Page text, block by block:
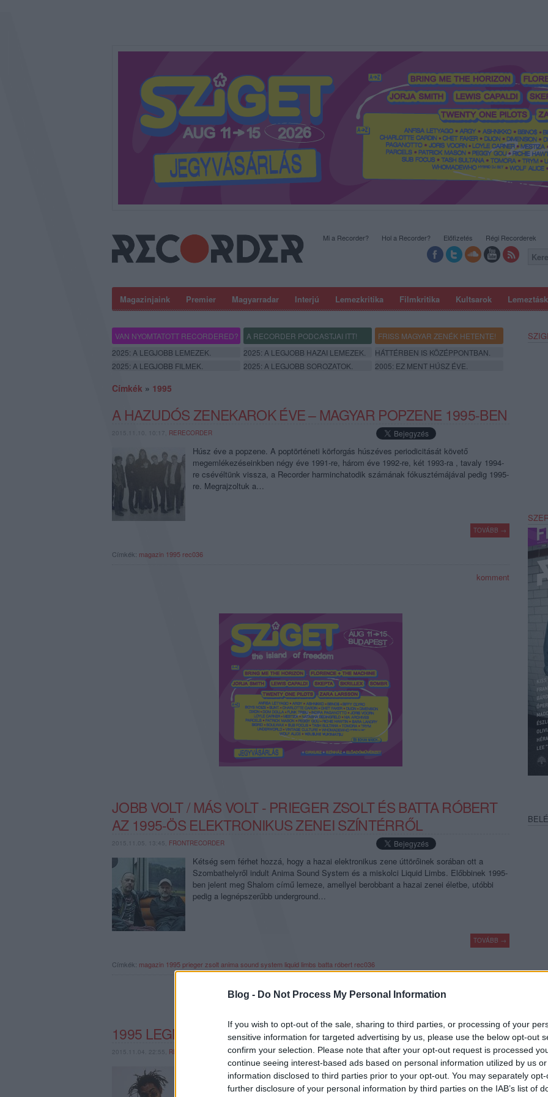
Blog - Do Not Process My Personal Information
If you wish to opt-out of the sale, sharing to third parties, or processing of your
sensitive information for targeted advertising by us, please use the below opt-out
confirm your selection. Please note that after your opt-out request is processed
continue seeing interest-based ads based on personal information utilized by us
information disclosed to third parties prior to your opt-out. You may separately
further disclosure of your personal information by third parties on the IAB’s list of
Magazinjaink Premier Magyarradar Interjú Lemezkritika Filmkritika Kultsarok
Mi a Recorder? Hol a Recorder? Előfizetés Régi Recorderek
VAN NYOMTATOTT RECORDERED? A RECORDER PODCASTJAI ITT!
FRISS MAGYAR ZENÉK HETENTE!
2025: A LEGJOBB LEMEZEK.
2025: A LEGJOBB HAZAI LEMEZEK.
HÁTTÉRBEN IS KÖZÉPPONTBAN.
2025: A LEGJOBB FILMEK.
2025: A LEGJOBB SOROZATOK. 2005: EZ MENT HÚSZ ÉVE.
Címkék » 1995
A HAZUDÓS ZENEKAROK ÉVE – MAGYAR POPZENE 1995-BEN
2015.11.10. 10:17, RERECORDER
Húsz éve a popzene. A poptörténeti körforgás húszéves periodicitását követő
megemlékezéseinkben négy éve 1991-re, három éve 1992-re, két 1993-ra , tavaly 1994-
re csévéltünk vissza, a Recorder harminchatodik számának fókusztémájával pedig 1995-
re. Megrajzoltuk a…
TOVÁBB →
Címkék: magazin 1995 rec036
komment
JOBB VOLT / MÁS VOLT - PRIEGER ZSOLT ÉS BATTA RÓBERT
AZ 1995-ÖS ELEKTRONIKUS ZENEI SZÍNTÉRRŐL
2015.11.05. 13:45, FRONTRECORDER
Kétség sem férhet hozzá, hogy a hazai elektronikus zene úttörőinek sorában ott a
Szombathelyről indult Anima Sound System és a miskolci Liquid Limbs. Előbbinek 1995-
ben jelent meg Shalom című lemeze, amellyel berobbant a hazai zenei életbe, utóbbi
pedig a legnépszerűbb underground…
TOVÁBB →
Címkék: magazin 1995 prieger zsoltanima sound system liquid limbs batta róbert rec036
1995 LEGNAGYOBB ÉS LEGCIKISEBB SLÁGEREI
2015.11.04. 22:55, RERECORDER
Húsz éve a popzene. A poptörténeti körforgás húszéves periodicitását követő
megemlékezéseinkben négy éve 1991-re, három éve 1992-re, két 1993-ra , tavaly 1994-
re csévéltünk vissza, a Recorder harminchatodik számának fókusztémájával pedig 1995-